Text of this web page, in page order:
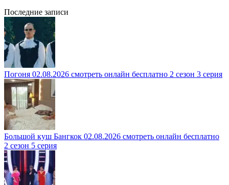
Последние записи
Погоня 02.08.2026 смотреть онлайн бесплатно 2 сезон 3 серия
Большой куш Бангкок 02.08.2026 смотреть онлайн бесплатно
2 сезон 5 серия